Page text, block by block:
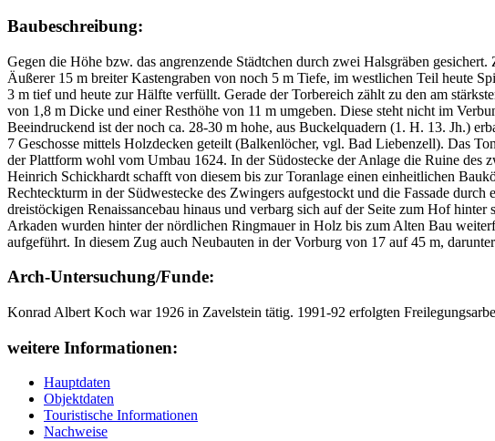
Baubeschreibung:
Gegen die Höhe bzw. das angrenzende Städtchen durch zwei Halsgräben
Äußerer 15 m breiter Kastengraben von noch 5 m Tiefe, im westlichen Teil heute
3 m tief und heute zur Hälfte verfüllt. Gerade der Torbereich zählt zu den am
von 1,8 m Dicke und einer Resthöhe von 11 m umgeben. Diese steht nicht im
Beeindruckend ist der noch ca. 28-30 m hohe, aus Buckelquadern (1. H. 13. Jh.)
7 Geschosse mittels Holzdecken geteilt (Balkenlöcher, vgl. Bad Liebenzell). Das
der Plattform wohl vom Umbau 1624. In der Südostecke der Anlage die Ruine des
Heinrich Schickhardt schafft von diesem bis zur Toranlage einen einheitlichen
Rechteckturm in der Südwestecke des Zwingers aufgestockt und die Fassade
dreistöckigen Renaissancebau hinaus und verbarg sich auf der Seite zum Hof
Arkaden wurden hinter der nördlichen Ringmauer in Holz bis zum Alten Bau
aufgeführt. In diesem Zug auch Neubauten in der Vorburg von 17 auf 45 m,
Arch-Untersuchung/Funde:
Konrad Albert Koch war 1926 in Zavelstein tätig. 1991-92 erfolgten
weitere Informationen:
Hauptdaten
Objektdaten
Touristische Informationen
Nachweise